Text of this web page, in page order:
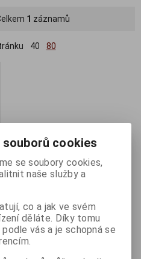
1 záznamů
40 80
cookies
se soubory cookies,
naše služby a
co a jak ve svém
děláte. Díky tomu
vás a je schopná se